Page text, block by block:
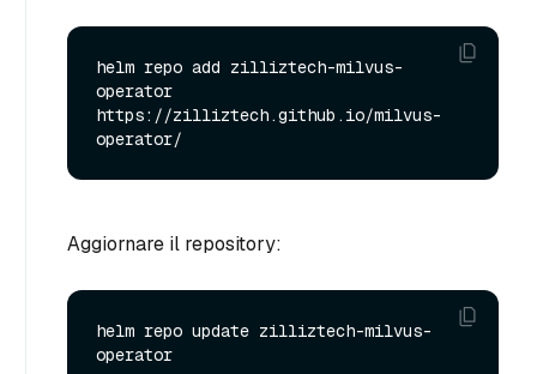
helm repo add zilliztech-milvus-
operator
https://zilliztech.github.io/milvus-
Aggiornare il repository:
helm repo update zilliztech-milvus-